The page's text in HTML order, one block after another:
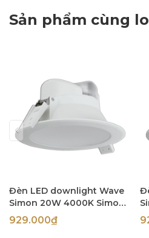
Sản phẩm cùng
Đèn LED downlight Wave
Simon 20W 4000K Simon
N03E0-1027
929.000₫